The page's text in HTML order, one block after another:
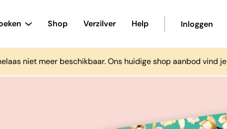
Shop Verzilver Help Inloggen
niet meer beschikbaar. Ons huidige shop aanbod vind je